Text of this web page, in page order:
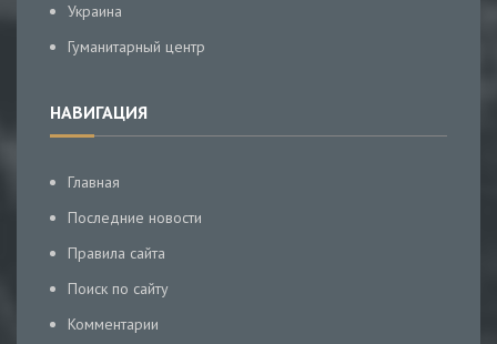
Украина
Гуманитарный центр
НАВИГАЦИЯ
Главная
Последние новости
Правила сайта
Поиск по сайту
Комментарии